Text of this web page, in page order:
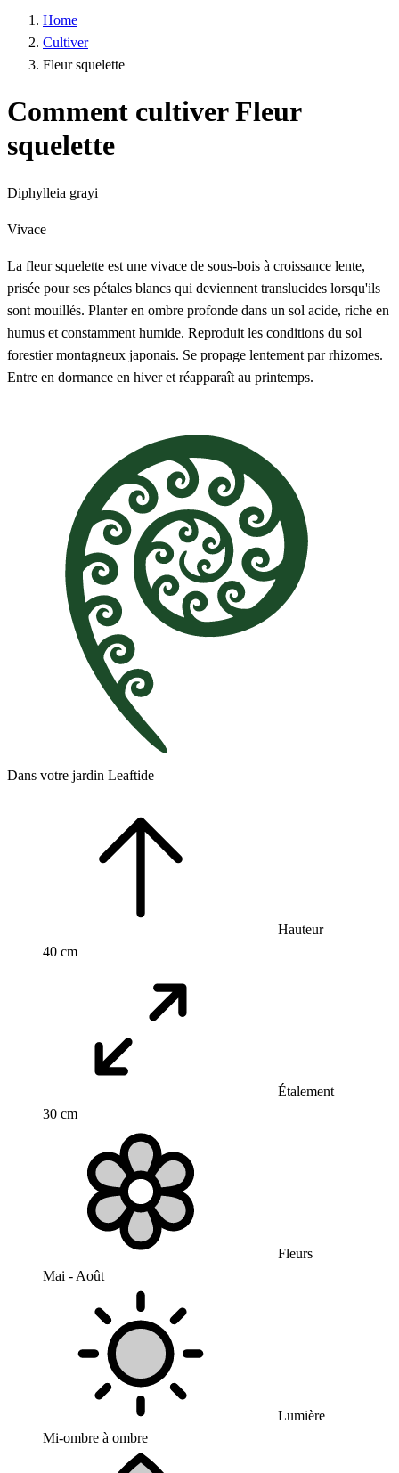
Home
Cultiver
Fleur squelette
Comment cultiver Fleur
squelette
Diphylleia grayi
Vivace
La fleur squelette est une vivace de sous-bois à croissance lente,
prisée pour ses pétales blancs qui deviennent translucides lorsqu'ils
sont mouillés. Planter en ombre profonde dans un sol acide, riche en
humus et constamment humide. Reproduit les conditions du sol
forestier montagneux japonais. Se propage lentement par rhizomes.
Entre en dormance en hiver et réapparaît au printemps.
Dans votre jardin Leaftide
Hauteur
40 cm
Étalement
30 cm
Fleurs
Mai - Août
Lumière
Mi-ombre à ombre